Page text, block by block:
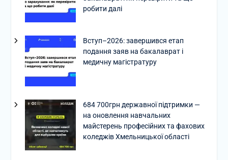
робити далі
Вступ–2026: завершився етап
подання заяв на бакалаврат і
медичну магістратуру
684 700грн державної підтримки —
на оновлення навчальних
майстерень професійних та фахових
коледжів Хмельницької області